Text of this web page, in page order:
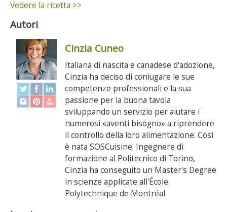
Vedere la ricetta >>
Autori
Cinzia Cuneo
Italiana di nascita e canadese d'adozione,
Cinzia ha deciso di coniugare le sue
competenze professionali e la sua
passione per la buona tavola
sviluppando un servizio per aiutare i
numerosi «aventi bisogno» a riprendere
il controllo della loro alimentazione. Così
è nata SOSCuisine. Ingegnere di
formazione al Politecnico di Torino,
Cinzia ha conseguito un Master's Degree
in scienze applicate all'École
Polytechnique de Montréal.